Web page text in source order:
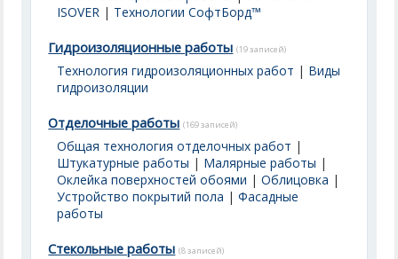
ISOVER | Технологии СофтБорд™
Гидроизоляционные работы (19 записей)
Технология гидроизоляционных работ | Виды
гидроизоляции
Отделочные работы (169 записей)
Общая технология отделочных работ |
Штукатурные работы | Малярные работы |
Оклейка поверхностей обоями |Облицовка |
Устройство покрытий пола |Фасадные
работы
Стекольные работы (8 записей)